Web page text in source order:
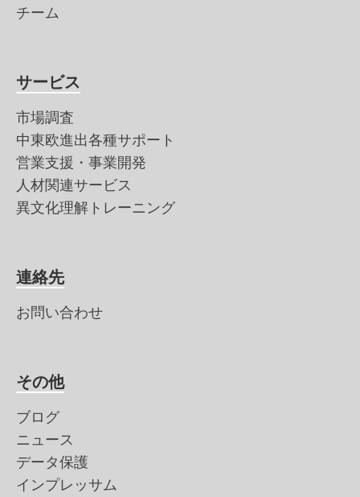
チーム
サービス
市場調査
中東欧進出各種サポート
営業支援・事業開発
人材関連サービス
異文化理解トレーニング
連絡先
お問い合わせ
その他
ブログ
ニュース
データ保護
インプレッサム